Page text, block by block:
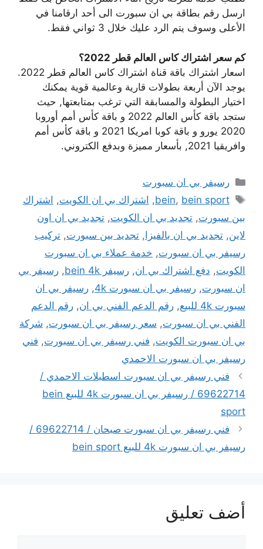
ارسل رقم بطاقة بي ان سبورت الى أحد ارقامنا في
الأعلى وسوف يتم الرد عليك خلال 3 ثواني فقط.
كم سعر اشتراك كاس العالم قطر 2022؟
اسعار اشتراك باقة قناة اشتراك كاس العالم قطر 2022.
يوجد الآن أربعة بطولات قارية وعالمية قوية يمكنك
اختيار البطولة والمسابقة التي ترغب بمتابعتها, حيث
ستجد باقة كأس العالم 2022 و باقة كأس أمم أوروبا
2020 يورو و باقة كوبا امريكا 2021 و باقة كأس أمم
وافريقيا 2021, بأسعار مميزة وبدفع الكتروني.
التصنيفات
رسيفر بي ان سبورت
الوسوم
bein, bein sport
, اشتراك بي ان الكويت, اشتراك
بين سبورت, تجديد بي ان الكويت, تجديد بي ان اون
لاين, تجديد بي ان بالفيزا, تجديد بين سبورت, تركيب
رسيفر بي ان سبورت, خدمة عملاء بي ان سبورت
الكويت, دفع اشتراك بي ان, رسيفر bein 4k , رسيفر بي
ان سبورت, رسيفر بي ان سبورت 4k , رسيفر بي ان
سبورت 4k للبيع
, رقم الدعم الفني بي ان, رقم الدعم
الفني بي ان سبورت, سعر رسيفر بي ان سبورت, شركة
بي ان سبورت الكويت, فني رسيفر بي ان سبورت, فني
رسيفر بي ان سبورت الاحمدي
فني رسيفر بي ان سبورت اسطبلات الاحمدي /
69622714 / رسيفر بي ان سبورت 4k للبيع bein
sport
فني رسيفر بي ان سبورت صبحان / 69622714 /
رسيفر بي ان سبورت 4k للبيع bein sport
أضف تعليق